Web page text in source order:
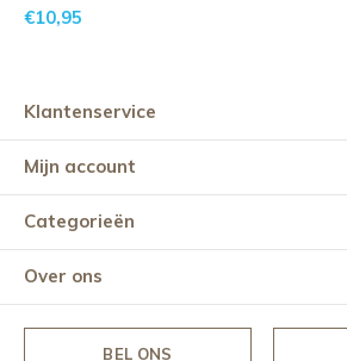
€10,95
Klantenservice
Mijn account
Categorieën
Over ons
BEL ONS